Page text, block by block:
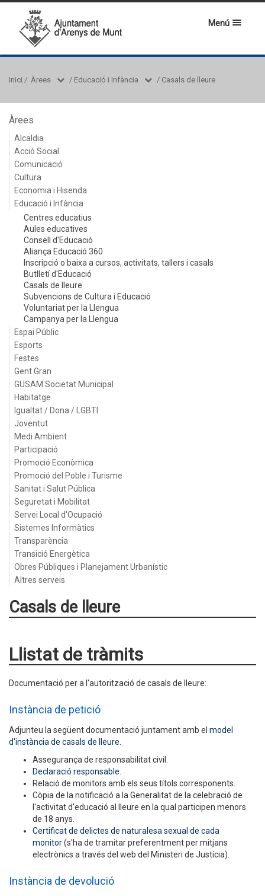
Menú
Inici / Àrees / Educació i Infància / Casals de lleure
Àrees
Alcaldia
Acció Social
Comunicació
Cultura
Economia i Hisenda
Educació i Infància
Centres educatius
Aules educatives
Consell d'Educació
Aliança Educació 360
Inscripció o baixa a cursos, activitats, tallers i casals
Butlletí d'Educació
Casals de lleure
Subvencions de Cultura i Educació
Voluntariat per la Llengua
Campanya per la Llengua
Espai Públic
Esports
Festes
Gent Gran
GUSAM Societat Municipal
Habitatge
Igualtat / Dona / LGBTI
Joventut
Medi Ambient
Participació
Promoció Econòmica
Promoció del Poble i Turisme
Sanitat i Salut Pública
Seguretat i Mobilitat
Servei Local d'Ocupació
Sistemes Informàtics
Transparència
Transició Energètica
Obres Públiques i Planejament Urbanístic
Altres serveis
Casals de lleure
Llistat de tràmits
Documentació per a l'autorització de casals de lleure:
Instància de petició
Adjunteu la següent documentació juntament amb el model
d'instància de casals de lleure
Assegurança de responsabilitat civil.
Declaració responsable
Relació de monitors amb els seus títols corresponents.
Còpia de la notificació a la Generalitat de la celebració de
l'activitat d'educació al lleure en la qual participen menors
de 18 anys.
Certificat de delictes de naturalesa sexual de cada
monitor(s'ha de tramitar preferentment per mitjans
electrònics a través del web del Ministeri de Justícia).
Instància de devolució